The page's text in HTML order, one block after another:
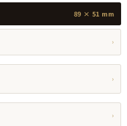
89 × 51 mm
›
›
›